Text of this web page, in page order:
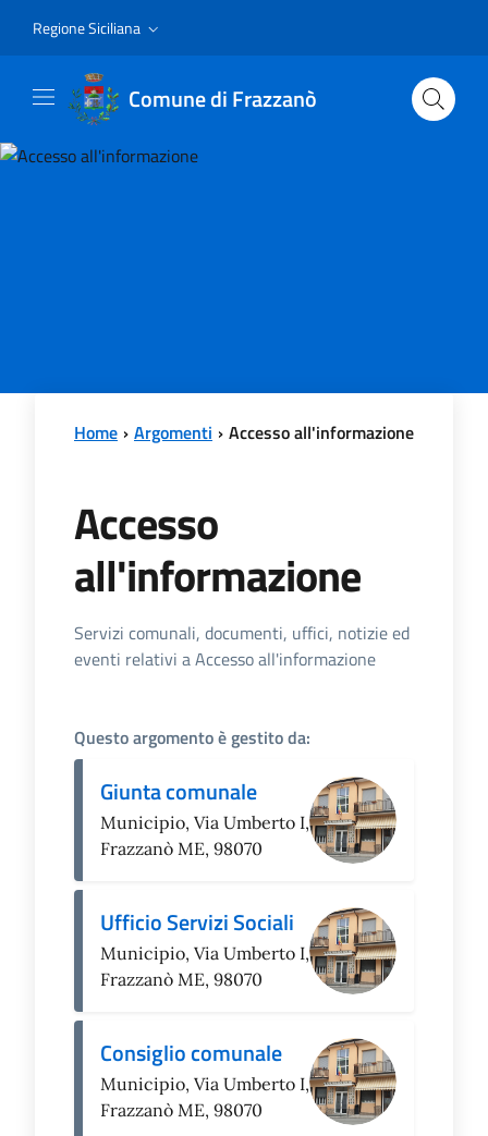
Regione Siciliana
Comune di Frazzanò
Home Argomenti Accesso all'informazione
Accesso
all'informazione
Dettagli dell'Argomento
Servizi comunali, documenti, uffici, notizie ed
eventi relativi a Accesso all'informazione
Questo argomento è gestito da:
Giunta comunale
Municipio, Via Umberto I,
Frazzanò ME, 98070
Ufficio Servizi Sociali
Municipio, Via Umberto I,
Frazzanò ME, 98070
Consiglio comunale
Municipio, Via Umberto I,
Frazzanò ME, 98070